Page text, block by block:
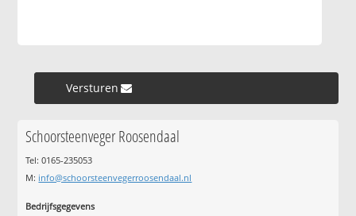
Versturen »
Schoorsteenveger Roosendaal
Tel: 0165-235053
M: info@schoorsteenvegerroosendaal.nl
Bedrijfsgegevens